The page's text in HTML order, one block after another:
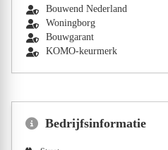
Bouwend Nederland
Woningborg
Bouwgarant
KOMO-keurmerk
Bedrijfsinformatie